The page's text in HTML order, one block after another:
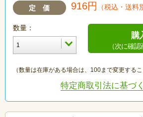
定 価 916円 （税込・送料
数量：
購
（次に確
（数量は在庫がある場合は、100まで変更するこ
特定商取引法に基づ